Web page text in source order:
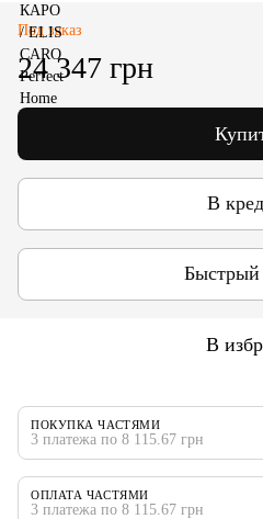
Под заказ
24 347 грн
В
Быстрый
В
ПОКУПКА ЧАСТЯМИ
3 платежа по 8 115.67 грн
ОПЛАТА ЧАСТЯМИ
3 платежа по 8 115.67 грн